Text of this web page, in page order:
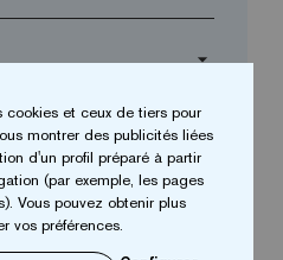
arrow_drop_down
cookies et ceux de tiers pour
montrer des publicités liées
d'un profil préparé à partir
(par exemple, les pages
Vous pouvez obtenir plus
vos préférences.